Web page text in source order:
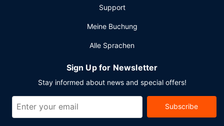
Support
Meine Buchung
Alle Sprachen
Sign Up for Newsletter
Stay informed about news and special offers!
Subscribe